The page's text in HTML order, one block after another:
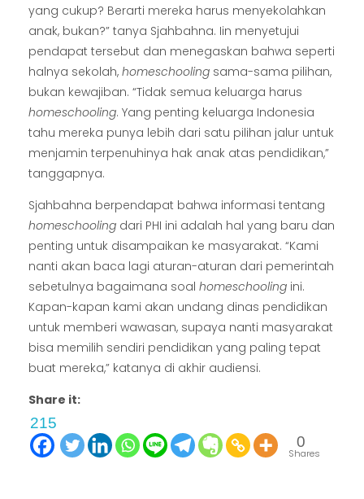
yang cukup? Berarti mereka harus menyekolahkan
anak, bukan?” tanya Sjahbahna. Iin menyetujui
pendapat tersebut dan menegaskan bahwa seperti
halnya sekolah, homeschooling sama-sama pilihan,
bukan kewajiban. “Tidak semua keluarga harus
homeschooling. Yang penting keluarga Indonesia
tahu mereka punya lebih dari satu pilihan jalur untuk
menjamin terpenuhinya hak anak atas pendidikan,”
tanggapnya.
Sjahbahna berpendapat bahwa informasi tentang
homeschooling dari PHI ini adalah hal yang baru dan
penting untuk disampaikan ke masyarakat. “Kami
nanti akan baca lagi aturan-aturan dari pemerintah
sebetulnya bagaimana soal homeschooling ini.
Kapan-kapan kami akan undang dinas pendidikan
untuk memberi wawasan, supaya nanti masyarakat
bisa memilih sendiri pendidikan yang paling tepat
buat mereka,” katanya di akhir audiensi.
Share it:
215
0
Shares